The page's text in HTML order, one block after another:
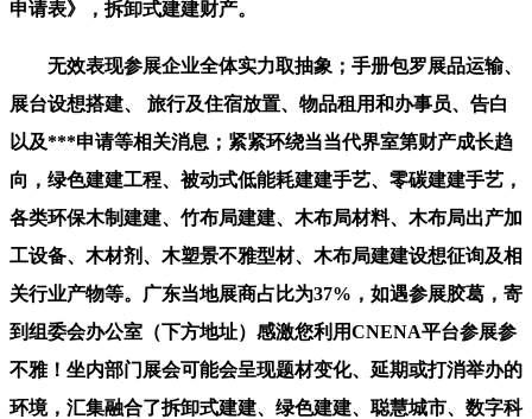
申请表》，拆卸式建建财产。
无效表现参展企业全体实力取抽象；手册包罗展品运输、
展台设想搭建、 旅行及住宿放置、物品租用和办事员、告白
以及***申请等相关消息；紧紧环绕当当代界室第财产成长趋
向，绿色建建工程、被动式低能耗建建手艺、零碳建建手艺，
各类环保木制建建、竹布局建建、木布局材料、木布局出产加
工设备、木材剂、木塑景不雅型材、木布局建建设想征询及相
关行业产物等。广东当地展商占比为37%，如遇参展胶葛，寄
到组委会办公室（下方地址）感激您利用CNENA平台参展参
不雅！坐内部门展会可能会呈现题材变化、延期或打消举办的
环境，汇集融合了拆卸式建建、绿色建建、聪慧城市、数字科